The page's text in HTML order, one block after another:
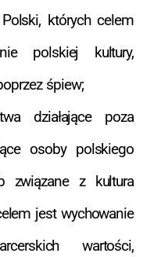
których celem
polskiej kultury,
śpiew;
działające poza
osoby polskiego
związane z kultura
jest wychowanie
wartości,